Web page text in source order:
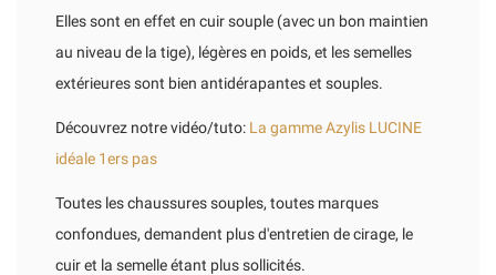
Elles sont en effet en cuir souple (avec un bon maintien
au niveau de la tige), légères en poids, et les semelles
extérieures sont bien antidérapantes et souples.
Découvrez notre vidéo/tuto: La gamme Azylis LUCINE
idéale 1ers pas
Toutes les chaussures souples, toutes marques
confondues, demandent plus d'entretien de cirage, le
cuir et la semelle étant plus sollicités.